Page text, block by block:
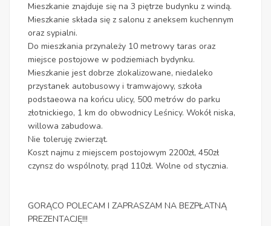
Mieszkanie znajduje się na 3 piętrze budynku z windą.
Mieszkanie składa się z salonu z aneksem kuchennym
oraz sypialni.
Do mieszkania przynależy 10 metrowy taras oraz
miejsce postojowe w podziemiach bydynku.
Mieszkanie jest dobrze zlokalizowane, niedaleko
przystanek autobusowy i tramwajowy, szkoła
podstaeowa na końcu ulicy, 500 metrów do parku
złotnickiego, 1 km do obwodnicy Leśnicy. Wokół niska,
willowa zabudowa.
Nie toleruję zwierząt.
Koszt najmu z miejscem postojowym 2200zł, 450zł
czynsz do wspólnoty, prąd 110zł. Wolne od stycznia.
GORĄCO POLECAM I ZAPRASZAM NA BEZPŁATNĄ
PREZENTACJĘ!!!